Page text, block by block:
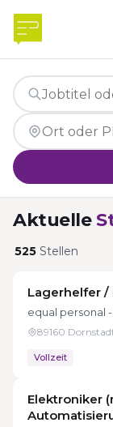
Aktuelle
525 Stellen
Lagerhelfer
equal personal
89160
Vollzeit
Elektroniker